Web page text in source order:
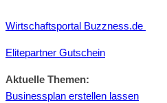
Wirtschaftsportal Buzzness.de
Elitepartner Gutschein
Aktuelle Themen:
Businessplan erstellen lassen